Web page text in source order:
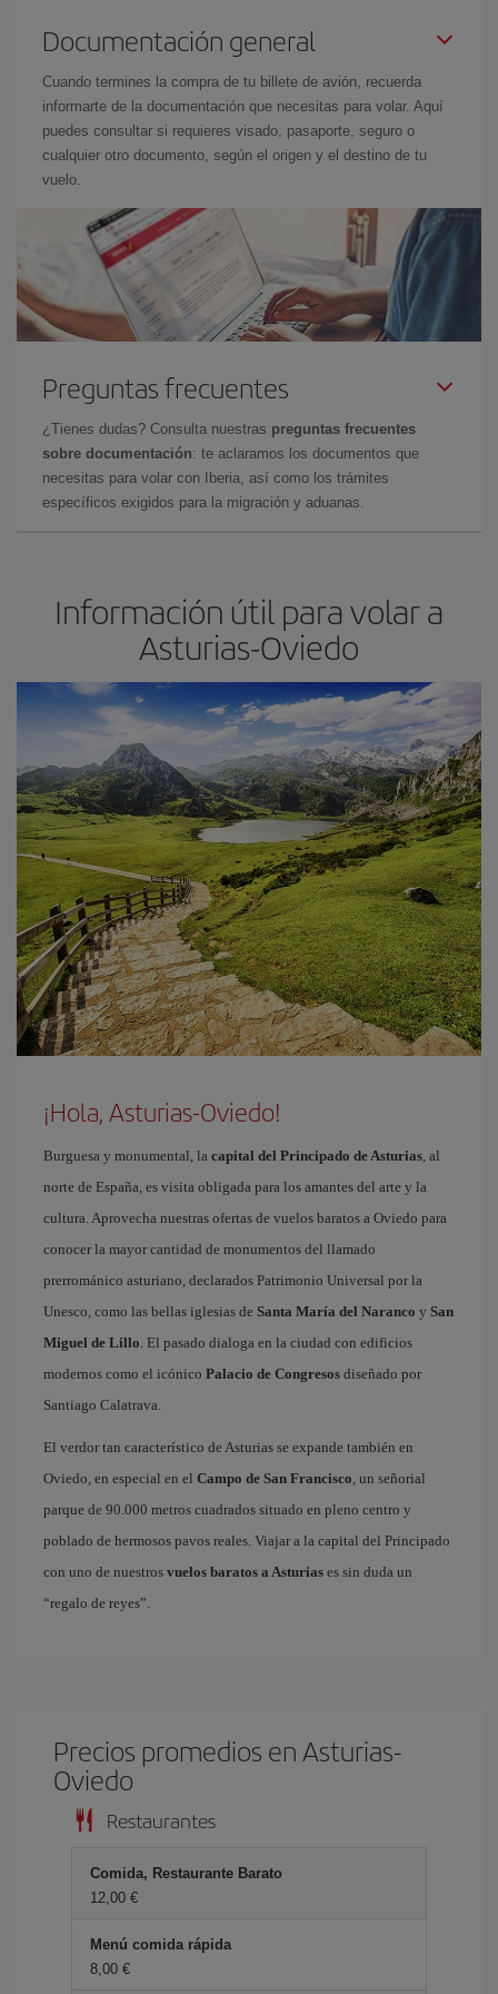
Documentación general
Cuando termines la compra de tu billete de avión, recuerda
informarte de la documentación que necesitas para volar. Aquí
puedes consultar si requieres visado, pasaporte, seguro o
cualquier otro documento, según el origen y el destino de tu
vuelo.
Preguntas frecuentes
¿Tienes dudas? Consulta nuestras preguntas frecuentes
sobre documentación: te aclaramos los documentos que
necesitas para volar con Iberia, así como los trámites
específicos exigidos para la migración y aduanas.
Información útil para volar a
Asturias-Oviedo
¡Hola, Asturias-Oviedo!
Burguesa y monumental, la capital del Principado de Asturias, al
norte de España, es visita obligada para los amantes del arte y la
cultura. Aprovecha nuestras ofertas de vuelos baratos a Oviedo para
conocer la mayor cantidad de monumentos del llamado
prerrománico asturiano, declarados Patrimonio Universal por la
Unesco, como las bellas iglesias de Santa María del Naranco y San
Miguel de Lillo. El pasado dialoga en la ciudad con edificios
modernos como el icónico Palacio de Congresos diseñado por
Santiago Calatrava.
El verdor tan característico de Asturias se expande también en
Oviedo, en especial en el Campo de San Francisco, un señorial
parque de 90.000 metros cuadrados situado en pleno centro y
poblado de hermosos pavos reales. Viajar a la capital del Principado
con uno de nuestros vuelos baratos a Asturias es sin duda un
“regalo de reyes”.
Precios promedios en Asturias-
Oviedo
Restaurantes
Comida, Restaurante Barato
12,00 €
Menú comida rápida
8,00 €